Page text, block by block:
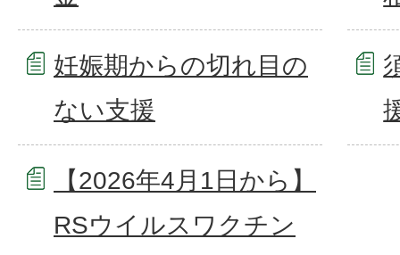
妊娠期からの切れ目の
ない支援
【2026年4月1日から】
RSウイルスワクチン